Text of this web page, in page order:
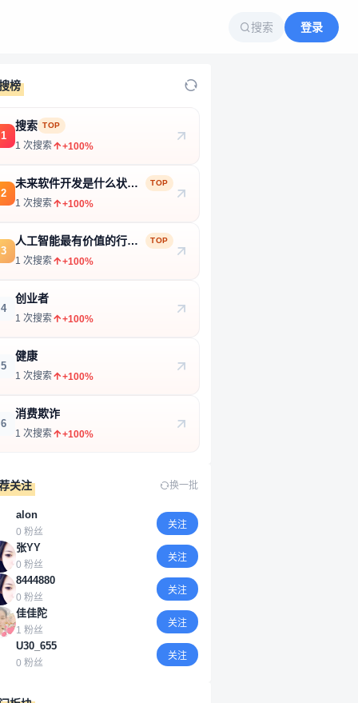
搜索 登录
榜
1
搜索 TOP
1 次搜索 +100%
2
未来软件开发是什么状
态？
TOP
1 次搜索 +100%
3
人工智能最有价值的行业
和产品
TOP
1 次搜索 +100%
4
创业者
1 次搜索 +100%
5
健康
1 次搜索 +100%
6
消费欺诈
1 次搜索 +100%
关注 换一批
alon
0 粉丝
关注
张YY
0 粉丝
关注
8444880
0 粉丝
关注
佳佳陀
1 粉丝
关注
U30_655
0 粉丝
关注